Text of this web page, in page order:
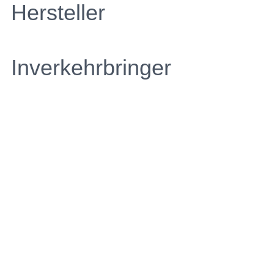
Hersteller
Inverkehrbringer